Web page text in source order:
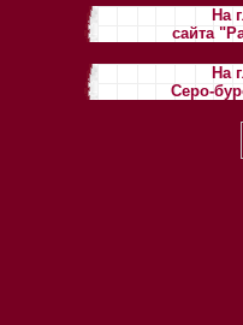
На
сайта
На
Серо-